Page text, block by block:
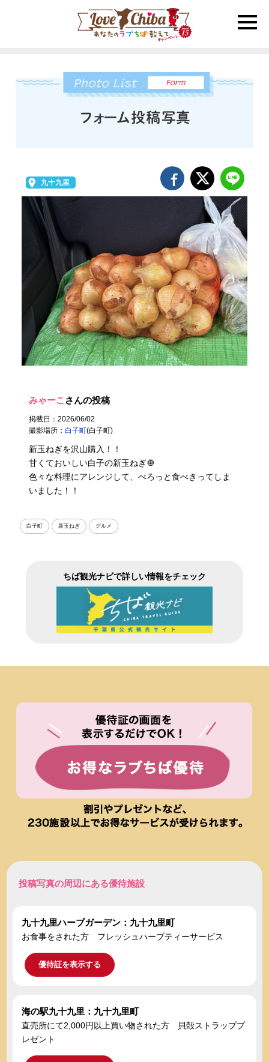
toggle
九十九里
みゃーこ さんの投稿
掲載日：2026/06/02
撮影場所：白子町(白子町)
新玉ねぎを沢山購入！！
甘くておいしい白子の新玉ねぎ🧅
色々な料理にアレンジして、ぺろっと食べきってしま
いました！！
白子町 新玉ねぎ グルメ
ちば観光ナビで詳しい情報をチェック
投稿写真の周辺にある優待施設
九十九里ハーブガーデン：九十九里町
お食事をされた方 フレッシュハーブティーサービス
優待証を表示する
海の駅九十九里：九十九里町
直売所にて2,000円以上買い物された方 貝殻ストラッププ
レゼント